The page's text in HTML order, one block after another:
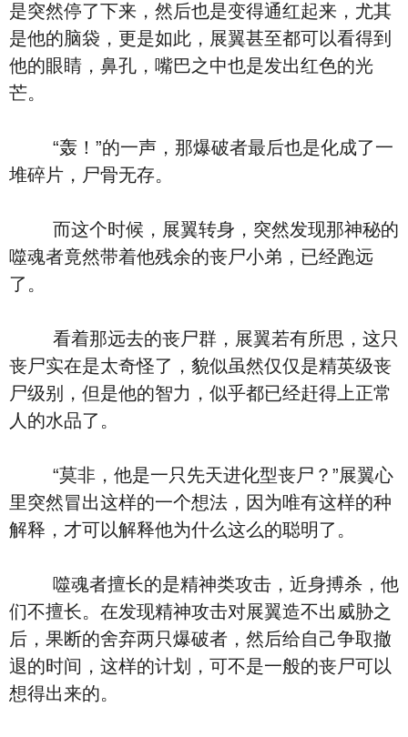
是突然停了下来，然后也是变得通红起来，尤其
是他的脑袋，更是如此，展翼甚至都可以看得到
他的眼睛，鼻孔，嘴巴之中也是发出红色的光
芒。
“轰！”的一声，那爆破者最后也是化成了一
堆碎片，尸骨无存。
而这个时候，展翼转身，突然发现那神秘的
噬魂者竟然带着他残余的丧尸小弟，已经跑远
了。
看着那远去的丧尸群，展翼若有所思，这只
丧尸实在是太奇怪了，貌似虽然仅仅是精英级丧
尸级别，但是他的智力，似乎都已经赶得上正常
人的水品了。
“莫非，他是一只先天进化型丧尸？”展翼心
里突然冒出这样的一个想法，因为唯有这样的种
解释，才可以解释他为什么这么的聪明了。
噬魂者擅长的是精神类攻击，近身搏杀，他
们不擅长。在发现精神攻击对展翼造不出威胁之
后，果断的舍弃两只爆破者，然后给自己争取撤
退的时间，这样的计划，可不是一般的丧尸可以
想得出来的。